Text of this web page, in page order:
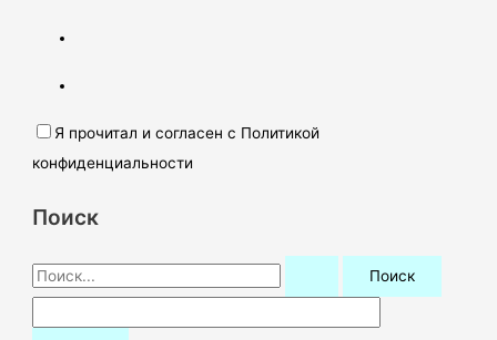
Я прочитал и согласен с Политикой
конфиденциальности
Поиск
П
о
и